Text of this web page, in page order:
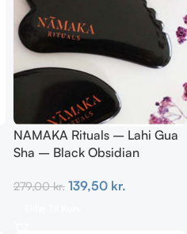
NAMAKA Rituals – Lahi Gua
Sha – Black Obsidian
279,00kr. 139,50 kr.